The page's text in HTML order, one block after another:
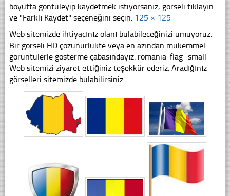
boyutta göntüleyip kaydetmek istiyorsanız, görseli tıklayın
ve "Farklı Kaydet" seçeneğini seçin. 125 × 125
Web sitemizde ihtiyacınız olanı bulabileceğinizi umuyoruz.
Bir görseli HD çözünürlükte veya en azından mükemmel
görüntülerle gösterme çabasındayız. romania-flag_small
Web sitemizi ziyaret ettiğiniz teşekkür ederiz. Aradığınız
görselleri sitemizde bulabilirsiniz.